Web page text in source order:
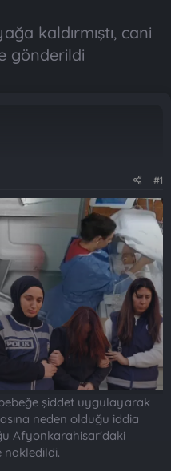
kaldırmıştı, cani
gönderildi
#1
şiddet uygulayarak
neden olduğu iddia
Afyonkarahisar'daki
nakledildi.